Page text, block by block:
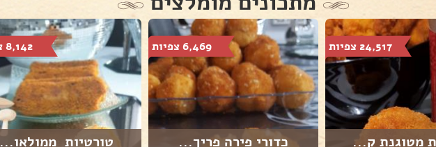
24,517 צפיות
מטוגנת ק...
6,469 צפיות
כדורי פירה פריך...
8,142 צפיות
טורטיות ממולאו...